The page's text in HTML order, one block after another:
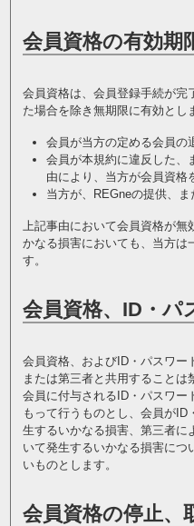
会員資格の有効期
会員資格は、会員登録手続が完
た場合を除き無期限に有効とし
会員が当方の定める会員の
会員が本規約に違反した、
由により、当方が会員資格
当方が、REGneの提供、
上記事由において会員資格が無
かなる損害においても、当方は
す。
会員資格、ID・パ
会員資格、およびID・パスワー
または第三者と共用することは
会員に付与されるID・パスワー
もって行うものとし、会員が
生するいかなる損害、第三者に
いて発生するいかなる損害につ
いものとします。
会員資格の停止、